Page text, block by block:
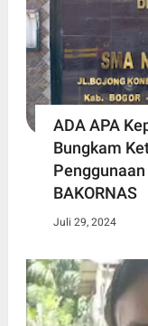
ADA APA
Bungkam
BAKORNAS
Juli 29, 2024